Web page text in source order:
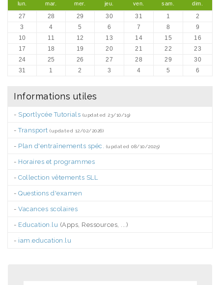
lun. mar. mer. jeu. ven. sam. dim.
27 28 29 30 31 1
2
3
4 5 6 7 8
9
10
11 12 13 14 15
16
17
18 19 20 21 22
23
24
25 26 27 28 29
30
31
1 2 3 4 5 6
Informations utiles
- Sportlycée Tutorials (updated 23/10/19)
-Transport (updated 12/02/2026)
- Plan d'entraînements spéc. (updated 08/10/2025)
- Horaires et programmes
- Collection vêtements SLL
- Questions d'examen
- Vacances scolaires
- Education.lu (Apps, Ressources, ...)
- iam.education.lu